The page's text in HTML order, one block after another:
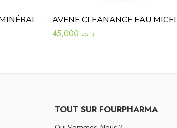
CYTOLNAT SUN ECRAN MINÉRAL TEINTÉ BEIGE DORE SPF50+ 50ML
د.ت
TOUT SUR FOURPHARMA